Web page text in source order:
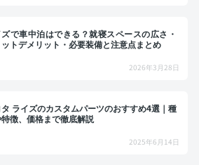
ズで車中泊はできる？就寝スペースの広さ・
ットデメリット・必要装備と注意点まとめ
2026年3月28日
タ ライズのカスタムパーツのおすすめ4選｜種
徴、価格まで徹底解説
2025年6月14日